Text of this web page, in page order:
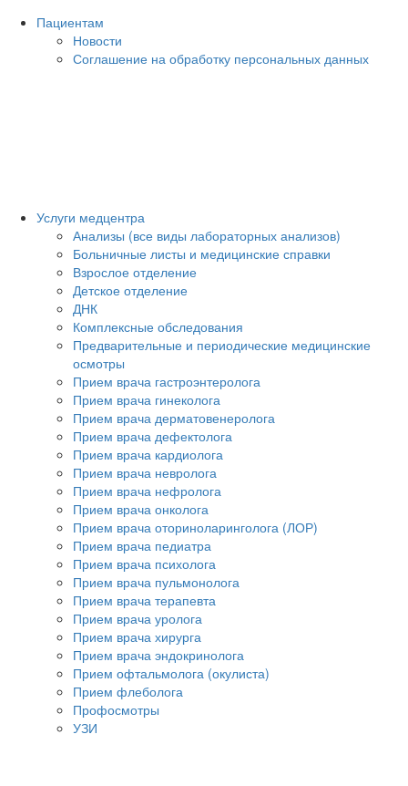
Пациентам
Новости
Соглашение на обработку персональных данных
Услуги медцентра
Анализы (все виды лабораторных анализов)
Больничные листы и медицинские справки
Взрослое отделение
Детское отделение
ДНК
Комплексные обследования
Предварительные и периодические медицинские
осмотры
Прием врача гастроэнтеролога
Прием врача гинеколога
Прием врача дерматовенеролога
Прием врача дефектолога
Прием врача кардиолога
Прием врача невролога
Прием врача нефролога
Прием врача онколога
Прием врача оториноларинголога (ЛОР)
Прием врача педиатра
Прием врача психолога
Прием врача пульмонолога
Прием врача терапевта
Прием врача уролога
Прием врача хирурга
Прием врача эндокринолога
Прием офтальмолога (окулиста)
Прием флеболога
Профосмотры
УЗИ